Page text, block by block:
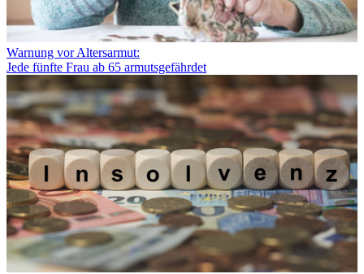
Warnung vor Altersarmut:
Jede fünfte Frau ab 65 armutsgefährdet